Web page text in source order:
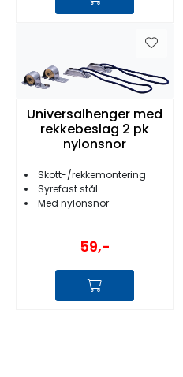
Universalhenger med
rekkebeslag 2 pk
nylonsnor
Skott-/rekkemontering
Syrefast stål
Med nylonsnor
59,-